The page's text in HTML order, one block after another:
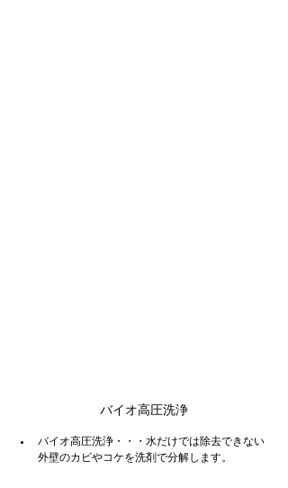
バイオ高圧洗浄
バイオ高圧洗浄・・・水だけでは除去できない
外壁のカビやコケを洗剤で分解します。